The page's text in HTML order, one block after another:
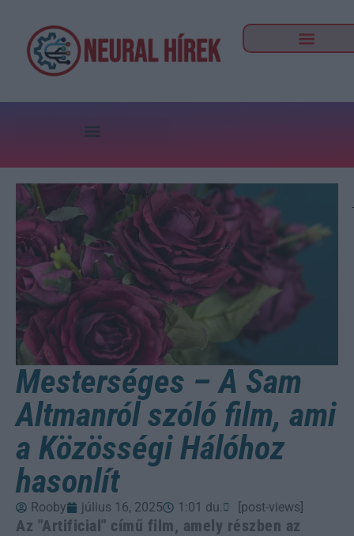
Mesterséges – A Sam
Altmanról szóló film, ami
a Közösségi Hálóhoz
hasonlít
Rooby július 16, 2025 1:01 du. [post-views]
Az "Artificial" című film, amely részben az